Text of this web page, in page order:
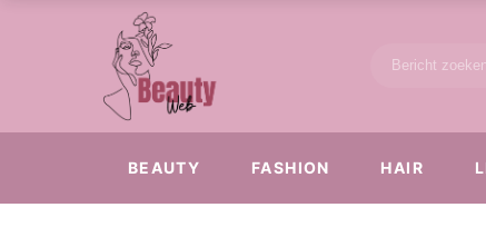
BEAUTY FASHION HAIR